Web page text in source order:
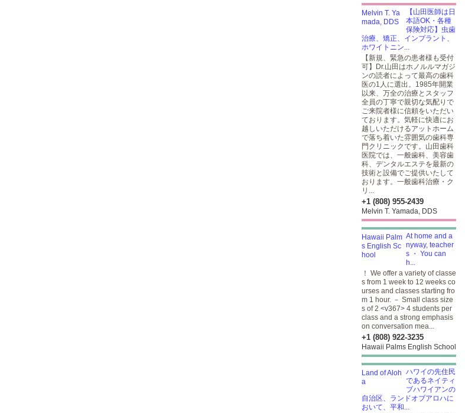
【山田医師は日
本語OK・各種
保険対応】虫歯
治療、矯正、インプラント、
ホワイトニン...
【新規、緊急の患者様も受付
可】Dr.山田はホノルルマガジ
ンの読者によって最高の歯科
医の1人に選出。1985年開業
以来、万全の治療とスタッフ
全員の丁寧で親切な気配りで
ご来院者様に信頼をいただい
ております。気軽に快適にお
越しいただけるアットホーム
で落ち着いた雰囲気の歯科専
門クリニックです。山田歯科
医院では、一般歯科、美容歯
科、デンタルエステを最新の
技術と設備でご提供いたして
おります。一般歯科治療・ク
リ...
+1 (808) 955-2439
Melvin T. Yamada, DDS
At home and a
nyway, teacher
s ・ You can
h...
！ We offer a variety of classe
s from 1 week to 12 weeks co
urses and classes starting fro
m 1 hour. － Small class size
s of 2 <v367> 4 students per
class and a strong emphasis
on conversation mea...
+1 (808) 922-3235
Hawaii Palms English School
ハワイの先住民
であるネイティ
ブハワイアンの
自治区、ランドオブアロハに
おいて、平和...